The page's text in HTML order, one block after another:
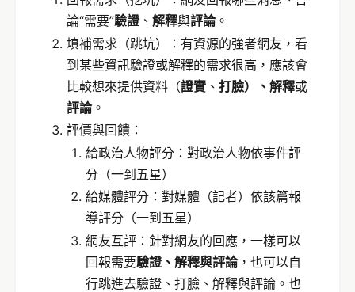
論“需要”驗證 、 解釋與評論。
填補需求（跳坑）：有資源的強者網友，看
到某些資訊驗證或解釋的需求很高，應該會
比較想來提供資料（證實 、 打臉）、解釋或
評論。
評價與回饋：
給政治人物評分：對政治人物依事件評
分（一到五星）
給媒體評分：對媒體（記者）依該篇報
導評分（一到五星）
網友互評：針對網友的回應，一樣可以
回報需要驗證、解釋與評論，也可以自
行跳進去驗證、打臉、解釋與評論。也